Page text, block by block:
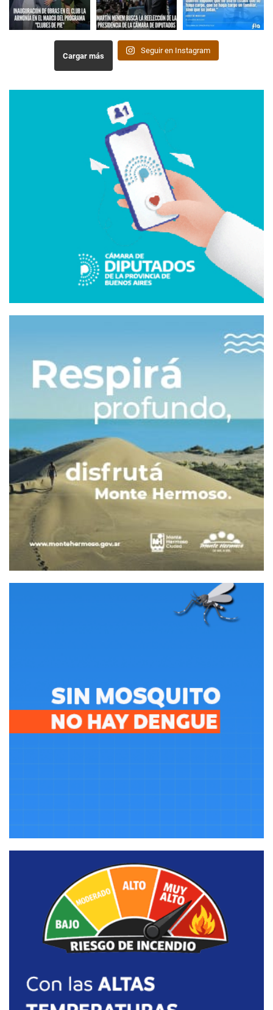
Cargar más
Seguir en Instagram